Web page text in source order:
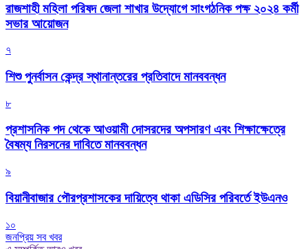
রাজশাহী মহিলা পরিষদ জেলা শাখার উদ্যোগে সাংগঠনিক পক্ষ ২০২৪ কর্মী
সভার আয়োজন
৭
শিশু পুনর্বাসন কেন্দ্র স্থানান্তরের প্রতিবাদে মানববন্ধন
৮
প্রশাসনিক পদ থেকে আওয়ামী দোসরদের অপসারণ এবং শিক্ষাক্ষেত্রে
বৈষম্য নিরসনের দাবিতে মানববন্ধন
৯
বিয়ানীবাজার পৌরপ্রশাসকের দায়িত্বে থাকা এডিসির পরিবর্তে ইউএনও
১০
জনপ্রিয় সব খবর